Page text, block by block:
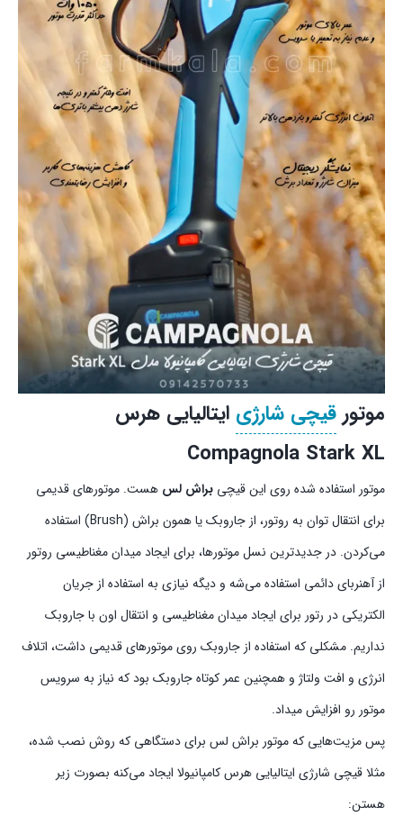
موتور قیچی شارژی ایتالیایی هرس
Compagnola Stark XL
موتور استفاده شده روی این قیچی براش لس هست. موتورهای قدیمی
برای انتقال توان به روتور، از جاروبک یا همون براش (Brush) استفاده
می‌کردن. در جدیدترین نسل موتورها، برای ایجاد میدان مغناطیسی روتور
از آهنربای دائمی استفاده می‌شه و دیگه نیازی به استفاده از جریان
الکتریکی در رتور برای ایجاد میدان مغناطیسی و انتقال اون با جاروبک
نداریم. مشکلی که استفاده از جاروبک روی موتور‌های قدیمی داشت، اتلاف
انرژی و افت ولتاژ و همچنین عمر کوتاه جاروبک بود که نیاز به سرویس
موتور رو افزایش میداد.
پس مزیت‌هایی که موتور براش لس برای دستگاهی که روش نصب شده،
مثلا قیچی شارژی ایتالیایی هرس کامپانیولا ایجاد می‌کنه بصورت زیر
هستن: